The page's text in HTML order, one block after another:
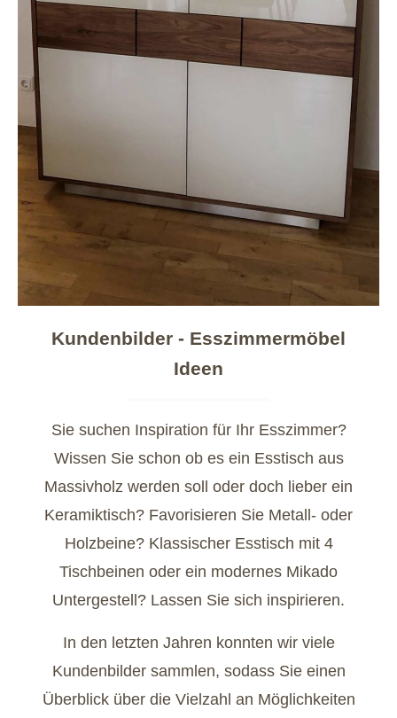
Kundenbilder - Esszimmermöbel
Ideen
Sie suchen Inspiration für Ihr Esszimmer?
Wissen Sie schon ob es ein Esstisch aus
Massivholz werden soll oder doch lieber ein
Keramiktisch? Favorisieren Sie Metall- oder
Holzbeine? Klassischer Esstisch mit 4
Tischbeinen oder ein modernes Mikado
Untergestell? Lassen Sie sich inspirieren.
In den letzten Jahren konnten wir viele
Kundenbilder sammlen, sodass Sie einen
Überblick über die Vielzahl an Möglichkeiten